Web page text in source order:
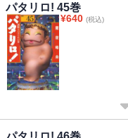
パタリロ! 45巻
¥640 (税込)